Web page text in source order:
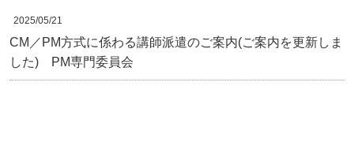
2025/05/21
CM／PM方式に係わる講師派遣のご案内(ご案内を更新しま
した) PM専門委員会